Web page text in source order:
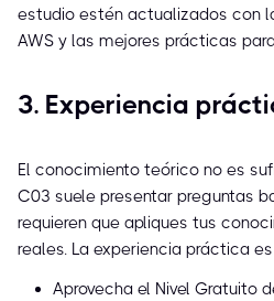
estudio estén actualizados con
AWS y las mejores prácticas
3. Experiencia
El conocimiento teórico no es
C03 suele presentar preguntas
requieren que apliques tus
reales. La experiencia práctica
Aprovecha el Nivel Gratuito